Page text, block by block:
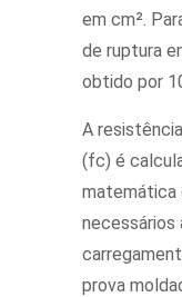
em cm².
de ruptura
obtido por
A
(fc) é
matemática
necessários
prova